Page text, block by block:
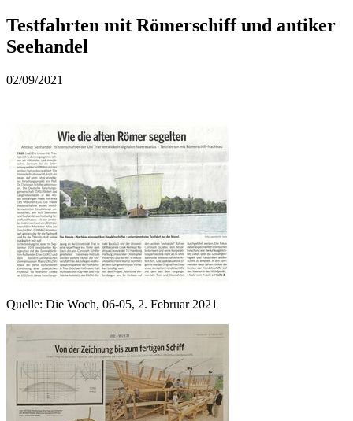
Testfahrten mit Römerschiff und antiker
Seehandel
02/09/2021
Quelle: Die Woch, 06-05, 2. Februar 2021